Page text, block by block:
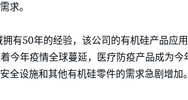
求。
有50年的经验，该公司的有机硅产品应
今年疫情全球蔓延，医疗防疫产品成为今
全设施和其他有机硅零件的需求急剧增加。